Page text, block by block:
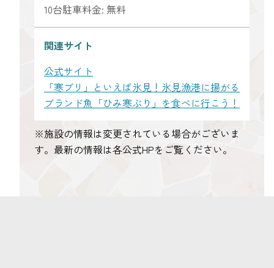
10台駐車料金: 無料
関連サイト
公式サイト
「寒ブリ」といえば氷見！氷見漁港に揚がる
ブランド魚「ひみ寒ぶり」を食べに行こう！
※施設の情報は変更されている場合がございま
す。最新の情報は各公式HPをご覧ください。